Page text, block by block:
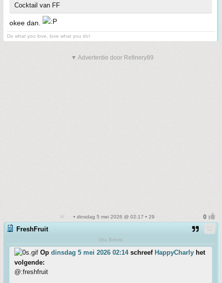
Cocktail van FF
okee dan.
Do what you love, love what you do!
▼ Advertentie door Refinery89
• dinsdag 5 mei 2026 @ 02:17 • 29
FreshFruit
Vita Brevis.
Op dinsdag 5 mei 2026 02:14schreef HappyCharly het
volgende:
@:freshfruit